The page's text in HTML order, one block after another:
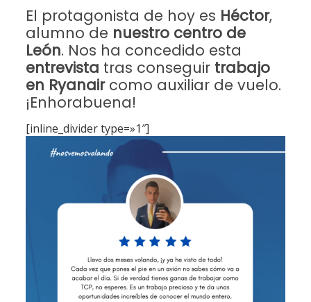
El protagonista de hoy es Héctor,
alumno de nuestro centro de
León. Nos ha concedido esta
entrevista tras conseguir trabajo
en Ryanair como auxiliar de vuelo.
¡Enhorabuena!
[inline_divider type=»1″]